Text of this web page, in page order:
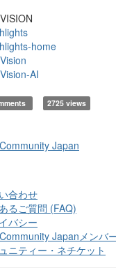
home
AI
2725 views
Japan
合わせ
るご質問 (FAQ)
バシー
Japanメンバ
ニティー・ネチケット